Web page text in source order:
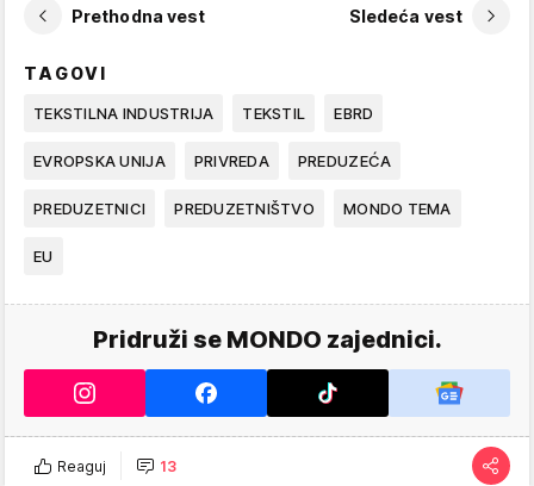
Prethodna vest Sledeća vest
TAGOVI
TEKSTILNA INDUSTRIJA TEKSTIL EBRD
EVROPSKA UNIJA PRIVREDA PREDUZEĆA
PREDUZETNICI PREDUZETNIŠTVO MONDO TEMA
EU
Pridruži se MONDO zajednici.
Reaguj 13